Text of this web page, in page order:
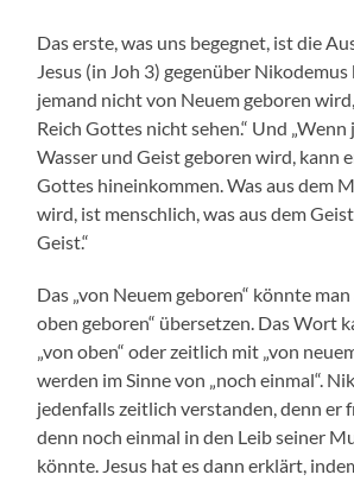
Das erste, was uns begegnet, ist die
Jesus (in Joh 3) gegenüber
jemand nicht von Neuem geboren
Reich Gottes nicht sehen.“ Und
Wasser und Geist geboren wird, kann
Gottes hineinkommen. Was aus dem
wird, ist menschlich, was aus dem
Geist.“
Das „von Neuem geboren“ könnte
oben geboren“ übersetzen. Das Wort
„von oben“ oder zeitlich mit „von
werden im Sinne von „noch einmal“.
jedenfalls zeitlich verstanden, denn er
denn noch einmal in den Leib seiner
könnte. Jesus hat es dann erklärt,